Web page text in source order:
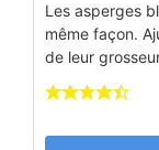
Les asperges
même façon.
de leur